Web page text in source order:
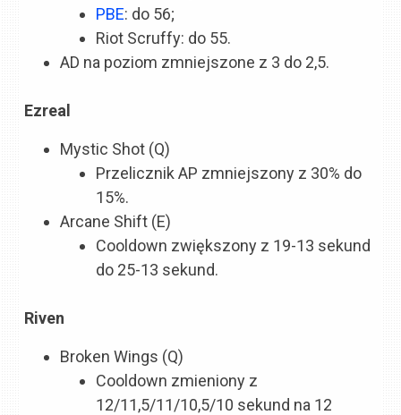
PBE: do 56;
Riot Scruffy: do 55.
AD na poziom zmniejszone z 3 do 2,5.
Ezreal
Mystic Shot (Q)
Przelicznik AP zmniejszony z 30% do
15%.
Arcane Shift (E)
Cooldown zwiększony z 19-13 sekund
do 25-13 sekund.
Riven
Broken Wings (Q)
Cooldown zmieniony z
12/11,5/11/10,5/10 sekund na 12